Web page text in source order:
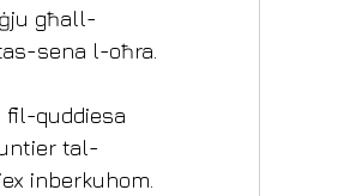
għall-
sena l-oħra.
fil-quddiesa
tal-
inberkuhom.